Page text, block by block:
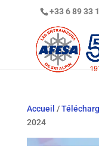
+33 6 89 33
Accueil /
2024